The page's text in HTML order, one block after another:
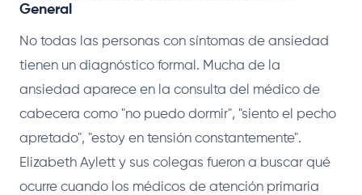
General
No todas las personas con síntomas de ansiedad
tienen un diagnóstico formal. Mucha de la
ansiedad aparece en la consulta del médico de
cabecera como "no puedo dormir", "siento el pecho
apretado", "estoy en tensión constantemente".
Elizabeth Aylett y sus colegas fueron a buscar qué
ocurre cuando los médicos de atención primaria